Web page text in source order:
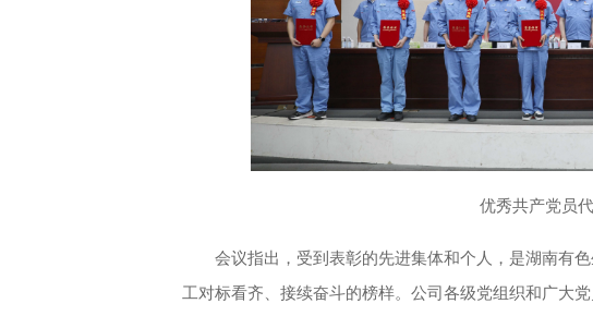
优秀共产党员
会议指出，受到表彰的先进集体和个人，是湖南有
工对标看齐、接续奋斗的榜样。公司各级党组织和广大